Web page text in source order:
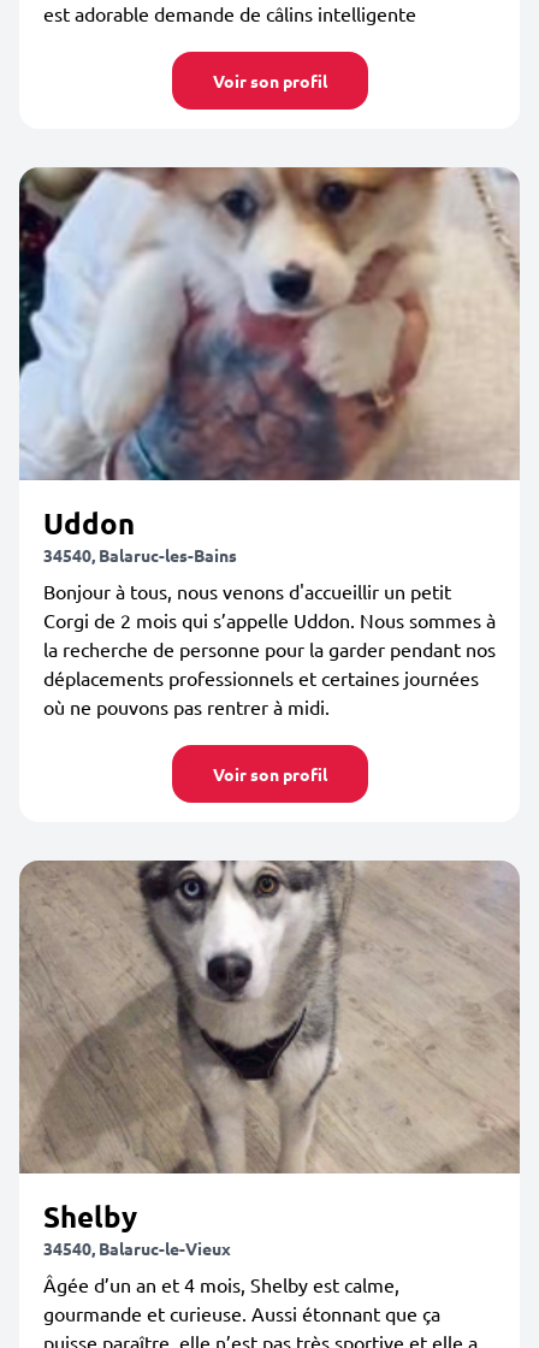
est adorable demande de câlins intelligente
Voir son profil
Uddon
34540, Balaruc-les-Bains
Bonjour à tous, nous venons d'accueillir un petit
Corgi de 2 mois qui s’appelle Uddon. Nous sommes à
la recherche de personne pour la garder pendant nos
déplacements professionnels et certaines journées
où ne pouvons pas rentrer à midi.
Voir son profil
Shelby
34540, Balaruc-le-Vieux
Âgée d’un an et 4 mois, Shelby est calme,
gourmande et curieuse. Aussi étonnant que ça
puisse paraître, elle n’est pas très sportive et elle a